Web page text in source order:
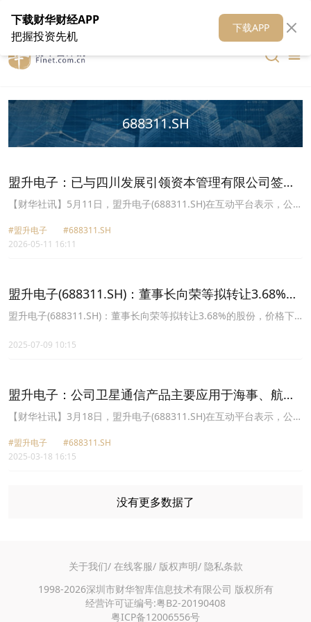
在线客服 关于我们 财华媒体矩阵 财华智库
688311.SH
盟升电子：已与四川发展引领资本管理有限公司签署
战略合作协议
【财华社讯】5月11日，盟升电子(688311.SH)在互动平台表示，公司
资源协同与资本运作深化合作，助力公司在航空航天及卫星产业链的
市场拓展。
#盟升电子
#688311.SH
2026-05-11 16:11
盟升电子(688311.SH)：董事长向荣等拟转让3.68%的
股份，价格下限为前20个交易日股票交易均价的70%
盟升电子(688311.SH)：董事长向荣等拟转让3.68%的股份，价格下
2025-07-09 10:15
盟升电子：公司卫星通信产品主要应用于海事、航空
市场等，实现船上、飞机上WIFI信号全覆盖
【财华社讯】3月18日，盟升电子(688311.SH)在互动平台表示，公司
信号全覆盖。目前行业内6G研究尚处于起步阶段，公司将密切关注行
业发展动态，结合公司实际情况，寻求在6G应用的发展机遇。
#盟升电子
#688311.SH
2025-03-18 16:15
没有更多数据了
关于我们/ 在线客服/ 版权声明/ 隐私条款
1998-2026深圳市财华智库信息技术有限公司 版权所有
经营许可证编号:粤B2-20190408
粤ICP备12006556号
下载财华财经APP
把握投资先机
下载APP